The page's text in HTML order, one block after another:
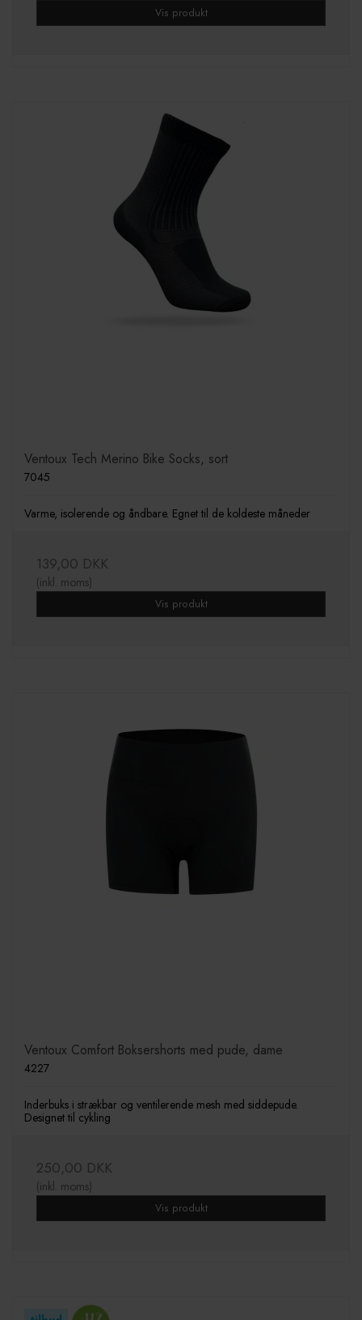
Vis produkt
Ventoux Tech Merino Bike Socks, sort
7045
Varme, isolerende og åndbare. Egnet til de koldeste måneder
139,00 DKK
(inkl. moms)
Vis produkt
Ventoux Comfort Boksershorts med pude, dame
4227
Inderbuks i strækbar og ventilerende mesh med siddepude.
Designet til cykling
250,00 DKK
(inkl. moms)
Vis produkt